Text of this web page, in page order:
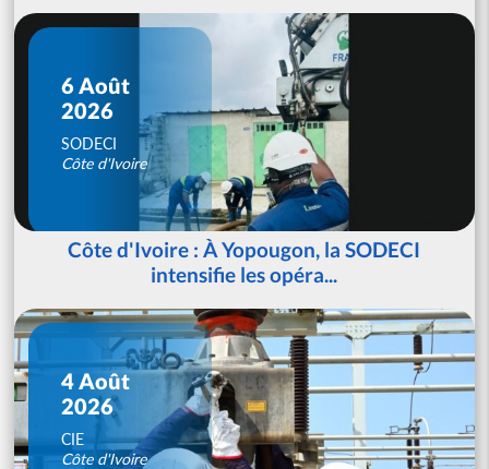
6 Août
2026
SODECI
Côte d'Ivoire
Côte d'Ivoire : À Yopougon, la SODECI
intensifie les opéra...
4 Août
2026
CIE
Côte d'Ivoire